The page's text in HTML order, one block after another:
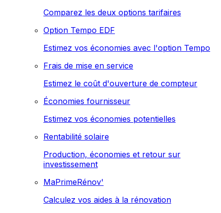
Comparez les deux options tarifaires
Option Tempo EDF
Estimez vos économies avec l'option Tempo
Frais de mise en service
Estimez le coût d'ouverture de compteur
Économies fournisseur
Estimez vos économies potentielles
Rentabilité solaire
Production, économies et retour sur
investissement
MaPrimeRénov'
Calculez vos aides à la rénovation